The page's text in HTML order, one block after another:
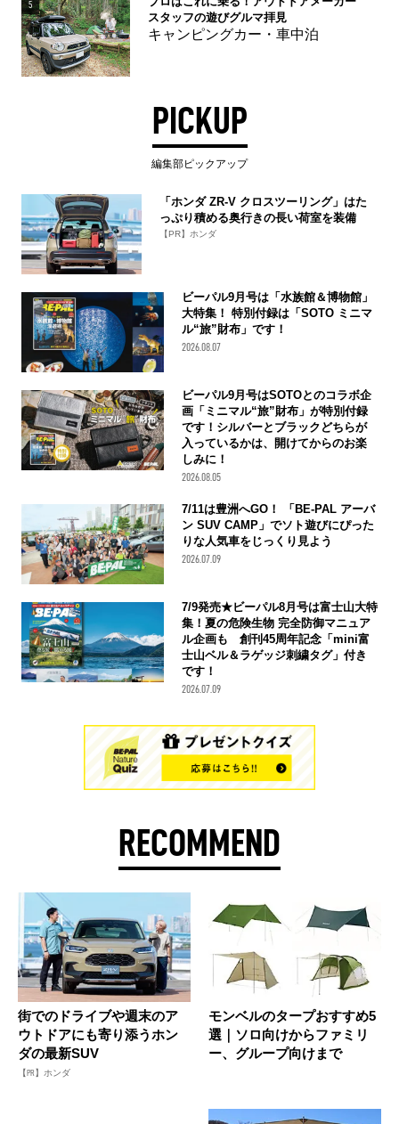
5
スタッフの遊びグルマ拝見
キャンピングカー・車中泊
PICKUP
編集部ピックアップ
「ホンダ ZR-V クロスツーリング」はた
っぷり積める奥行きの長い荷室を装備
【PR】ホンダ
ビーパル9月号は「水族館＆博物館」
大特集！ 特別付録は「SOTO ミニマ
ル“旅”財布」です！
2026.08.07
ビーパル9月号はSOTOとのコラボ企
画「ミニマル“旅”財布」が特別付録
です！シルバーとブラックどちらが
入っているかは、開けてからのお楽
しみに！
2026.08.05
7/11は豊洲へGO！ 「BE-PAL アーバ
ン SUV CAMP」でソト遊びにぴった
りな人気車をじっくり見よう
2026.07.09
7/9発売★ビーパル8月号は富士山大特
集！夏の危険生物 完全防御マニュア
ル企画も 創刊45周年記念「mini富
士山ベル＆ラゲッジ刺繍タグ」付き
です！
2026.07.09
RECOMMEND
街でのドライブや週末のア
ウトドアにも寄り添うホン
ダの最新SUV
【PR】ホンダ
モンベルのタープおすすめ5
選｜ソロ向けからファミリ
ー、グループ向けまで